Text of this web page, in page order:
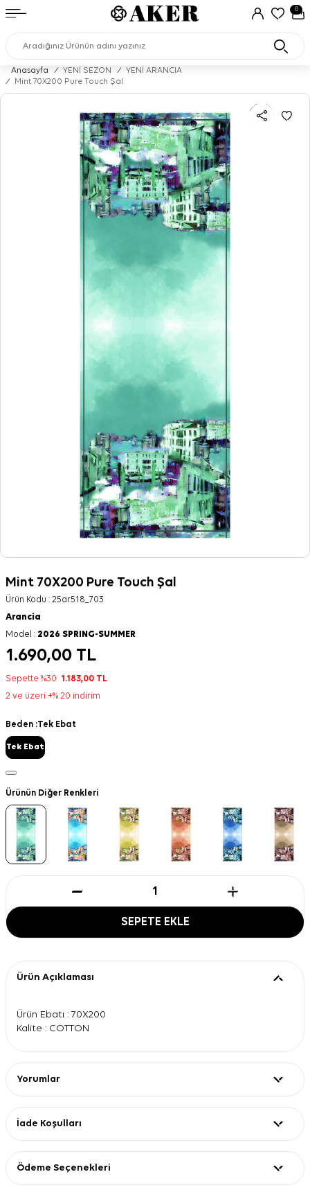
0
Anasayfa / YENİ SEZON /
YENİ ARANCIA
/
Mint 70X200 Pure Touch Şal
Mint 70X200 Pure Touch Şal
Ürün Kodu : 25ar518_703
Arancia
Model : 2026 SPRING-SUMMER
1.690,00 TL
Sepette %30 1.183,00 TL
2 ve üzeri +% 20 indirim
Beden :Tek Ebat
Tek Ebat
Ürünün Diğer Renkleri
SEPETE EKLE
Ürün Açıklaması
Ürün Ebatı : 70X200
Kalite : COTTON
Yorumlar
İade Koşulları
Ödeme Seçenekleri